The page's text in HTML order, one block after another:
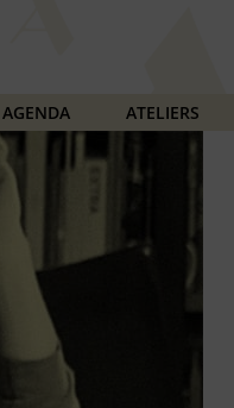
AGENDA ATELIERS